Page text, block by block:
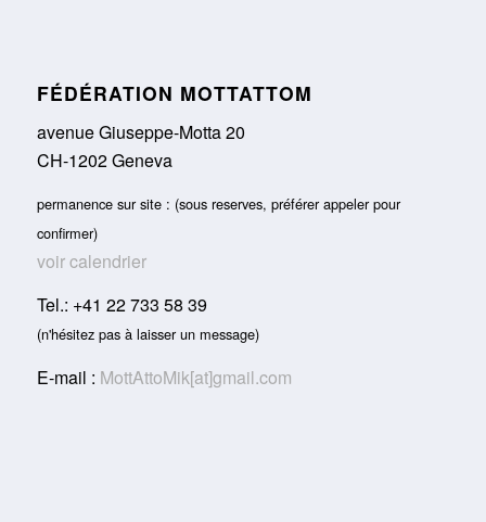
FÉDÉRATION MOTTATTOM
avenue Giuseppe-Motta 20
CH-1202 Geneva
permanence sur site : (sous reserves, préférer appeler pour
confirmer)
voir calendrier
Tel.: +41 22 733 58 39
(n'hésitez pas à laisser un message)
E-mail : MottAttoMik[at]gmail.com